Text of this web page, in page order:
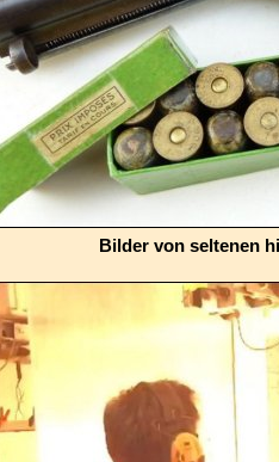
Bilder von seltenen